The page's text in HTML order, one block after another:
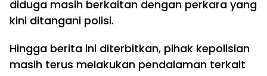
diduga masih berkaitan dengan perkara yang
kini ditangani polisi.
Hingga berita ini diterbitkan, pihak kepolisian
masih terus melakukan pendalaman terkait